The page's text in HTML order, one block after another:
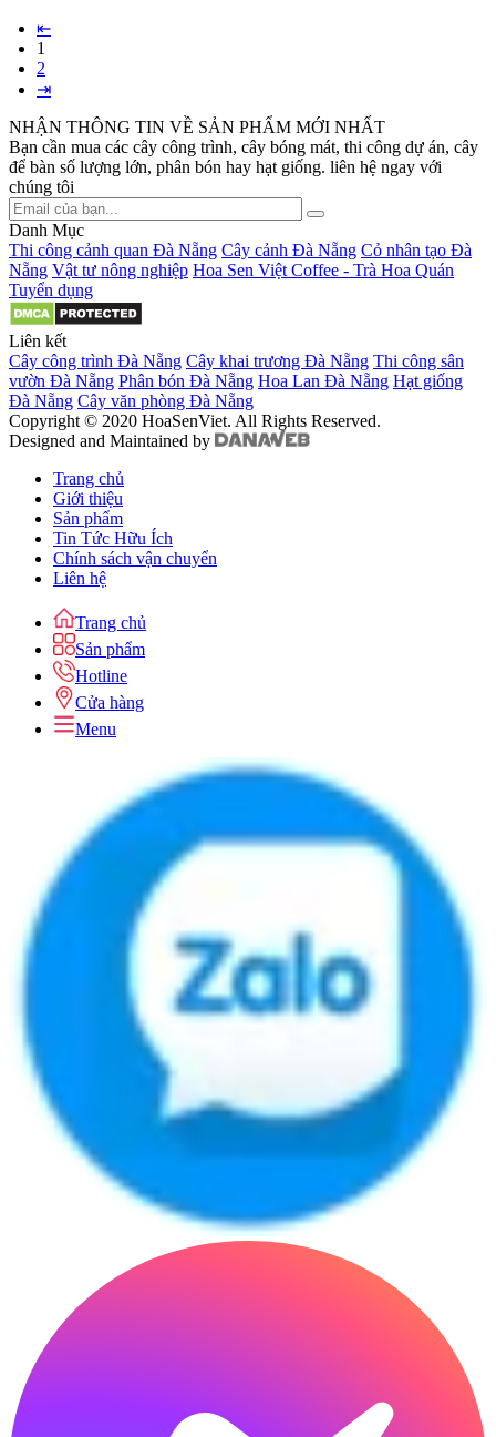
⇤
1
2
⇥
NHẬN THÔNG TIN VỀ SẢN PHẨM MỚI NHẤT
Bạn cần mua các cây công trình, cây bóng mát, thi công dự án, cây
để bàn số lượng lớn, phân bón hay hạt giống. liên hệ ngay với
chúng tôi
Danh Mục
Thi công cảnh quan Đà Nẵng Cây cảnh Đà Nẵng Cỏ nhân tạo Đà
Nẵng Vật tư nông nghiệp Hoa Sen Việt Coffee - Trà Hoa Quán
Tuyển dụng
Liên kết
Cây công trình Đà Nẵng Cây khai trương Đà Nẵng Thi công sân
vườn Đà Nẵng Phân bón Đà Nẵng Hoa Lan Đà Nẵng Hạt giống
Đà Nẵng Cây văn phòng Đà Nẵng
Copyright © 2020 HoaSenViet. All Rights Reserved.
Designed and Maintained by
Trang chủ
Giới thiệu
Sản phẩm
Tin Tức Hữu Ích
Chính sách vận chuyển
Liên hệ
Trang chủ
Sản phẩm
Hotline
Cửa hàng
Menu